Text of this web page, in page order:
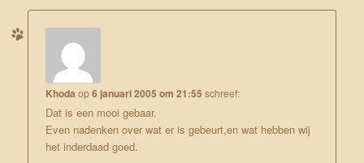
Khoda op6 januari 2005 om 21:55 schreef:
Dat is een mooi gebaar.
Even nadenken over wat er is gebeurt,en wat hebben wij
het inderdaad goed.